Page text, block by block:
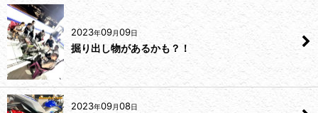
2023年09月09日
掘り出し物があるかも？！
2023年09月08日